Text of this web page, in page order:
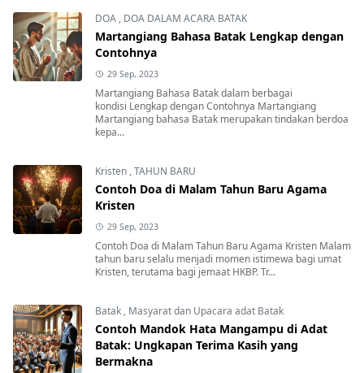
DOA , DOA DALAM ACARA BATAK
Martangiang Bahasa Batak Lengkap dengan
Contohnya
29 Sep, 2023
Martangiang Bahasa Batak dalam berbagai
kondisi Lengkap dengan Contohnya Martangiang
Martangiang bahasa Batak merupakan tindakan berdoa
kepa...
Kristen ,TAHUN BARU
Contoh Doa di Malam Tahun Baru Agama
Kristen
29 Sep, 2023
Contoh Doa di Malam Tahun Baru Agama Kristen Malam
tahun baru selalu menjadi momen istimewa bagi umat
Kristen, terutama bagi jemaat HKBP. Tr...
Batak , Masyarat dan Upacara adat Batak
Contoh Mandok Hata Mangampu di Adat
Batak: Ungkapan Terima Kasih yang
Bermakna